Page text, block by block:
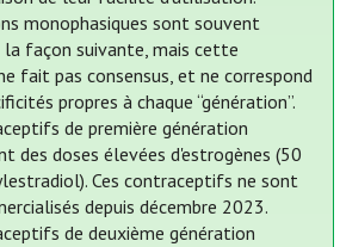
monophasiques sont souvent
la façon suivante, mais cette
fait pas consensus, et ne correspond
propres à chaque “génération”.
de première génération
des doses élevées d'estrogènes (50
Ces contraceptifs ne sont
depuis décembre 2023.
de deuxième génération